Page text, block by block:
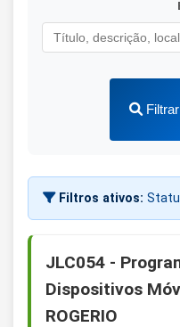
Filtrar
Filtros ativos:
JLC054 -
Dispositivos
ROGERIO